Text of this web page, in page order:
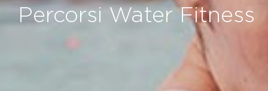
Percorsi Water Fitness